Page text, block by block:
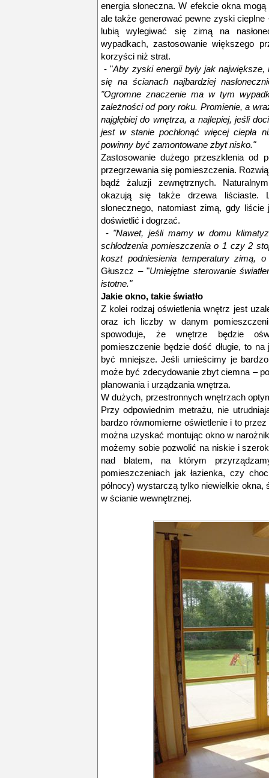
energia słoneczna. W efekcie okna
ale także generować pewne zyski
lubią wylegiwać się zimą na
wypadkach, zastosowanie większego
korzyści niż strat.
- "Aby zyski energii były jak
się na ścianach najbardziej
"Ogromne znaczenie ma w tym
zależności od pory roku. Promienie, a
najgłębiej do wnętrza, a najlepiej, jeśli
jest w stanie pochłonąć więcej ciepła
powinny być zamontowane zbyt nisko."
Zastosowanie dużego przeszklenia od
przegrzewania się pomieszczenia.
bądź żaluzji zewnętrznych.
okazują się także drzewa liściaste.
słonecznego, natomiast zimą, gdy
doświetlić i dogrzać.
-"Nawet, jeśli mamy w domu
schłodzenia pomieszczenia o 1 czy 2
koszt podniesienia temperatury zimą,
Głuszcz – "Umiejętne sterowanie
istotne."
Jakie okno, takie światło
Z kolei rodzaj oświetlenia wnętrz jest
oraz ich liczby w danym
spowoduje, że wnętrze będzie
pomieszczenie będzie dość długie, to
być mniejsze. Jeśli umieścimy je
może być zdecydowanie zbyt ciemna –
planowania i urządzania wnętrza.
W dużych, przestronnych wnętrzach
Przy odpowiednim metrażu, nie
bardzo równomierne oświetlenie i to
można uzyskać montując okno w
możemy sobie pozwolić na niskie i
nad blatem, na którym
pomieszczeniach jak łazienka, czy
północy) wystarczą tylko niewielkie
w ścianie wewnętrznej.